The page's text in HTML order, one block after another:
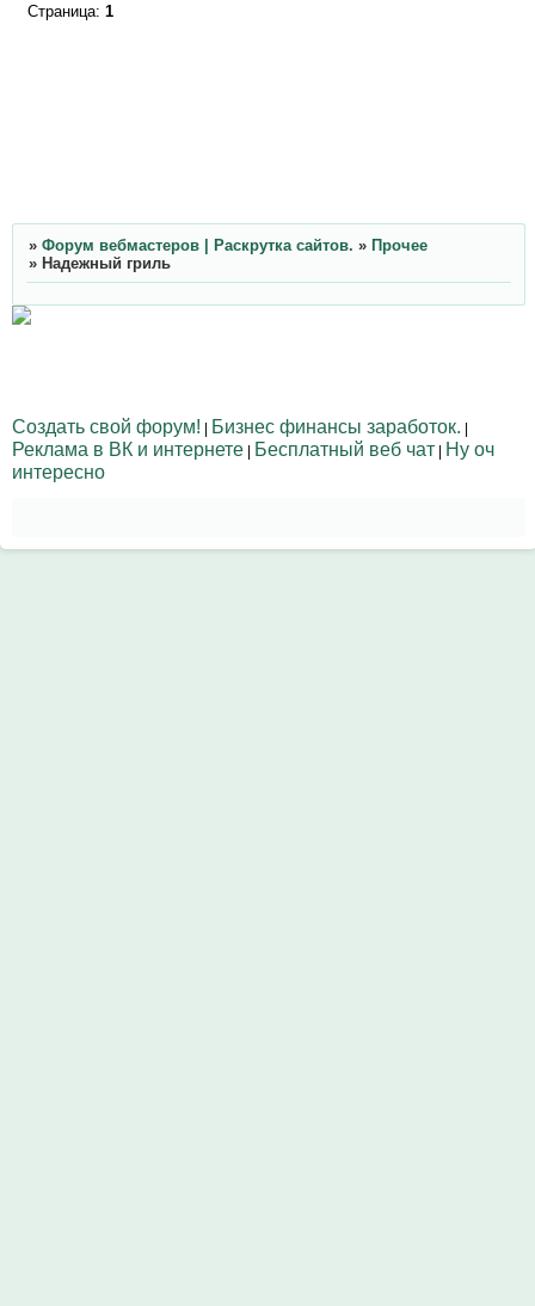
Страница: 1
» Форум вебмастеров | Раскрутка сайтов. » Прочее
» Надежный гриль
Создать свой форум! | Бизнес финансы заработок. |
Реклама в ВК и интернете | Бесплатный веб чат | Ну оч
интересно